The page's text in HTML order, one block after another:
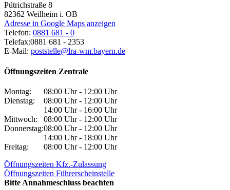
Pütrichstraße 8
82362 Weilheim i. OB
Adresse in Google Maps anzeigen
Telefon: 0881 681 - 0
Telefax:0881 681 - 2353
E-Mail: poststelle@lra-wm.bayern.de
Öffnungszeiten Zentrale
Montag:
08:00 Uhr - 12:00 Uhr
Dienstag:
08:00 Uhr - 12:00 Uhr
14:00 Uhr - 16:00 Uhr
Mittwoch:
08:00 Uhr - 12:00 Uhr
Donnerstag:08:00 Uhr - 12:00 Uhr
14:00 Uhr - 18:00 Uhr
Freitag:
08:00 Uhr - 12:00 Uhr
Öffnungszeiten Kfz.-Zulassung
Öffnungszeiten Führerscheinstelle
Bitte Annahmeschluss beachten